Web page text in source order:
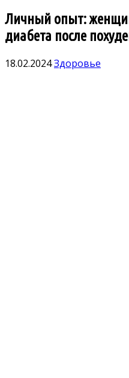
Личный опыт:
диабета после
18.02.2024Здоровье